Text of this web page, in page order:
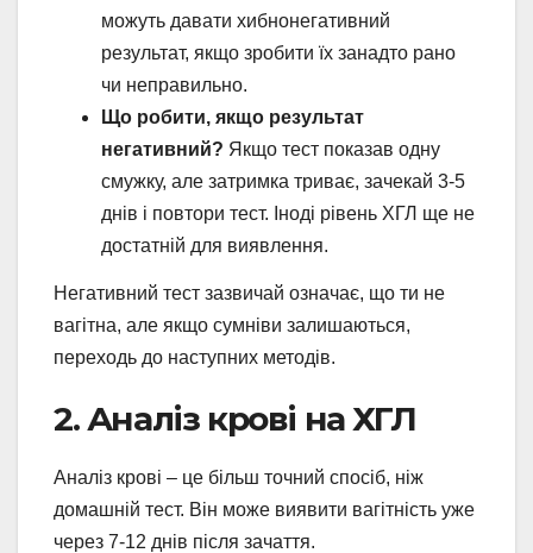
можуть давати хибнонегативний
результат, якщо зробити їх занадто рано
чи неправильно.
Що робити, якщо результат
негативний? Якщо тест показав одну
смужку, але затримка триває, зачекай 3-5
днів і повтори тест. Іноді рівень ХГЛ ще не
достатній для виявлення.
Негативний тест зазвичай означає, що ти не
вагітна, але якщо сумніви залишаються,
переходь до наступних методів.
2. Аналіз крові на ХГЛ
Аналіз крові – це більш точний спосіб, ніж
домашній тест. Він може виявити вагітність уже
через 7-12 днів після зачаття.